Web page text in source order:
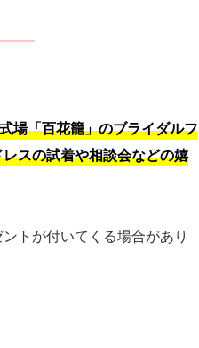
場「百花籠」のブライダルフ
スの試着や相談会などの嬉
トが付いてくる場合があり